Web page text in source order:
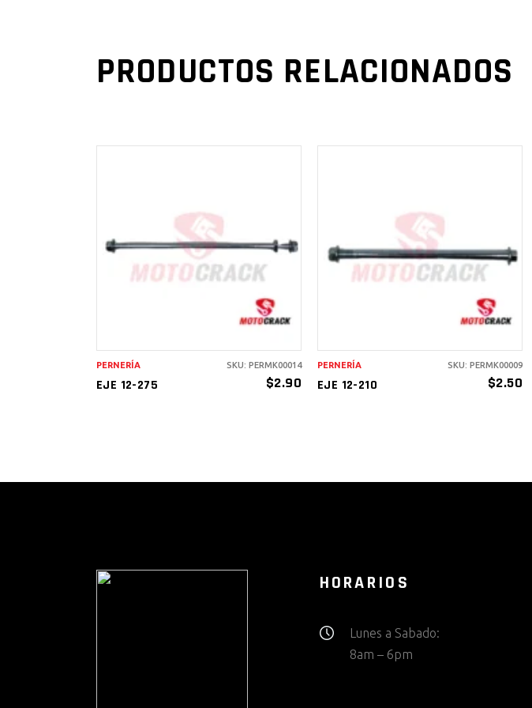
PRODUCTOS RELACIONADOS
AÑADIR AL
CARRITO
EJE 12-275 $2.90
PERNERÍA SKU: PERMK00014
AÑADIR AL
CARRITO
EJE 12-210 $2.50
PERNERÍA SKU: PERMK00009
HORARIOS
Lunes a Sabado:
8am – 6pm